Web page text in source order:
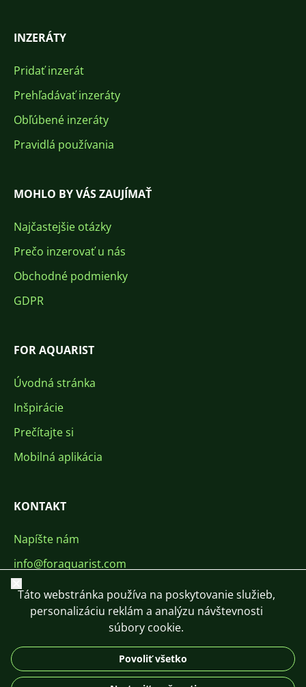
INZERÁTY
Pridať inzerát
Prehľadávať inzeráty
Obľúbené inzeráty
Pravidlá používania
MOHLO BY VÁS ZAUJÍMAŤ
Najčastejšie otázky
Prečo inzerovať u nás
Obchodné podmienky
GDPR
FOR AQUARIST
Úvodná stránka
Inšpirácie
Prečítajte si
Mobilná aplikácia
KONTAKT
Napíšte nám
info@foraquarist.com
+420 603 449 602
DE
Zavrieť
Táto webstránka používa na poskytovanie služieb,
personalizáciu reklám a analýzu návštevnosti
súbory cookie.
Povoliť všetko